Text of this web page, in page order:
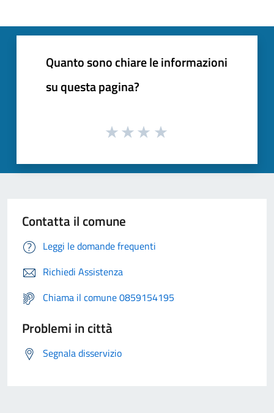
Quanto sono chiare le informazioni
su questa pagina?
Contatta il comune
Leggi le domande frequenti
Richiedi Assistenza
Chiama il comune 0859154195
Problemi in città
Segnala disservizio